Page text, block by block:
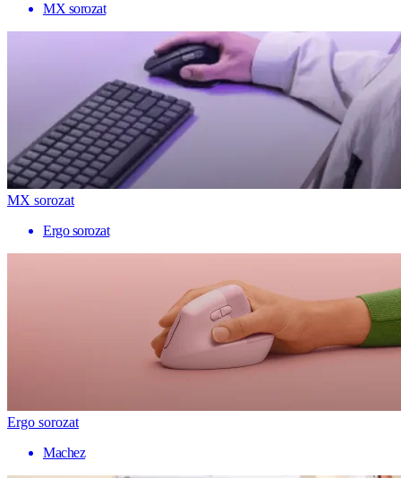
MX sorozat
MX sorozat
Ergo sorozat
Ergo sorozat
Machez